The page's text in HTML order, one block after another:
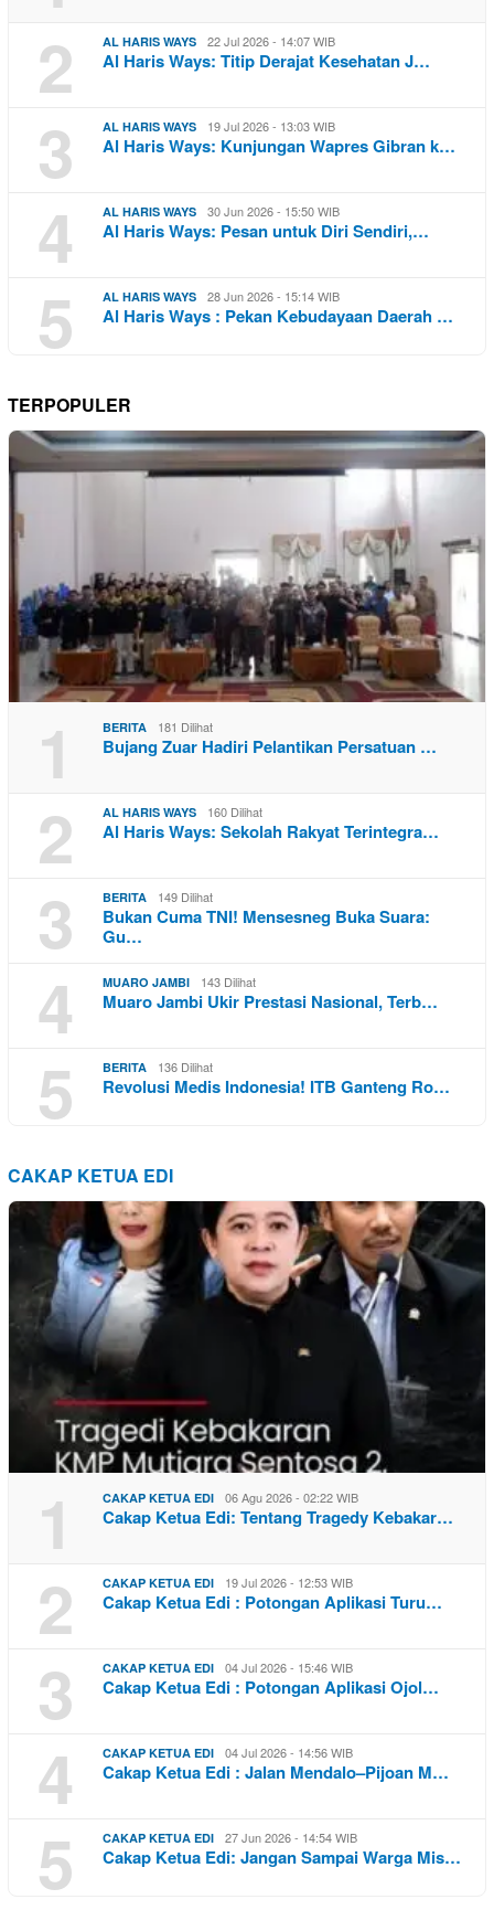
2
AL HARIS WAYS 22 Jul 2026 - 14:07 WIB
Al Haris Ways: Titip Derajat Kesehatan J…
3 AL HARIS WAYS 19 Jul 2026 - 13:03 WIB
Al Haris Ways: Kunjungan Wapres Gibran k…
4 AL HARIS WAYS 30 Jun 2026 - 15:50 WIB
Al Haris Ways: Pesan untuk Diri Sendiri,…
5 AL HARIS WAYS 28 Jun 2026 - 15:14 WIB
Al Haris Ways : Pekan Kebudayaan Daerah …
TERPOPULER
1 BERITA 181 Dilihat
Bujang Zuar Hadiri Pelantikan Persatuan …
2 AL HARIS WAYS 160 Dilihat
Al Haris Ways: Sekolah Rakyat Terintegra…
3 BERITA 149 Dilihat
Bukan Cuma TNI! Mensesneg Buka Suara:
Gu…
4 MUARO JAMBI 143 Dilihat
Muaro Jambi Ukir Prestasi Nasional, Terb…
5 BERITA 136 Dilihat
Revolusi Medis Indonesia! ITB Ganteng Ro…
CAKAP KETUA EDI
1 CAKAP KETUA EDI 06 Agu 2026 - 02:22 WIB
Cakap Ketua Edi: Tentang Tragedy Kebakar…
2 CAKAP KETUA EDI 19 Jul 2026 - 12:53 WIB
Cakap Ketua Edi : Potongan Aplikasi Turu…
3 CAKAP KETUA EDI 04 Jul 2026 - 15:46 WIB
Cakap Ketua Edi : Potongan Aplikasi Ojol…
4 CAKAP KETUA EDI 04 Jul 2026 - 14:56 WIB
Cakap Ketua Edi : Jalan Mendalo–Pijoan M…
5 CAKAP KETUA EDI 27 Jun 2026 - 14:54 WIB
Cakap Ketua Edi: Jangan Sampai Warga Mis…